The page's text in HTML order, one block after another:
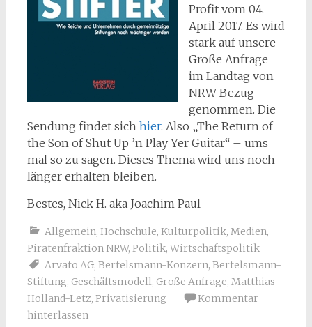
Profit vom 04.
April 2017. Es wird
stark auf unsere
Große Anfrage
im Landtag von
NRW Bezug
genommen. Die
Sendung findet sich hier. Also „The Return of
the Son of Shut Up ’n Play Yer Guitar“ – ums
mal so zu sagen. Dieses Thema wird uns noch
länger erhalten bleiben.
Bestes, Nick H. aka Joachim Paul
Allgemein, Hochschule, Kulturpolitik, Medien,
Piratenfraktion NRW, Politik, Wirtschaftspolitik
Arvato AG, Bertelsmann-Konzern, Bertelsmann-
Stiftung, Geschäftsmodell, Große Anfrage, Matthias
Holland-Letz, Privatisierung
Kommentar
hinterlassen